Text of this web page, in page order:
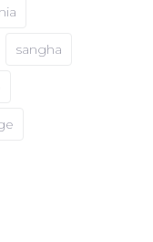
sangha